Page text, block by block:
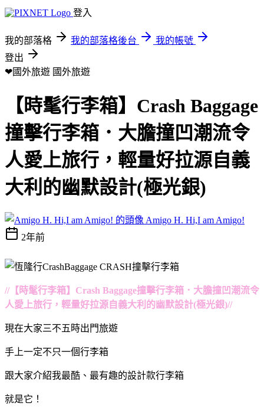
登入
我的部落格 我的部落格後台
我的帳號
登出
❤國外旅遊 國外旅遊
【時髦行李箱】Crash Baggage
撞擊行李箱．大膽撞凹潮流令
人愛上旅行，輕量好拉源自義
大利的幽默設計(極光銀)
Amigo H. Hi,I am Amigo!
2年前
//【時髦行李箱】Crash Baggage撞擊行李箱．大膽撞凹潮流令
人愛上旅行，輕量好拉源自義大利的幽默設計(極光銀)//
現在大家三不五時出門旅遊
手上一定不只一個行李箱
跟大家介紹我最酷、最有趣的設計款行李箱
就是它！